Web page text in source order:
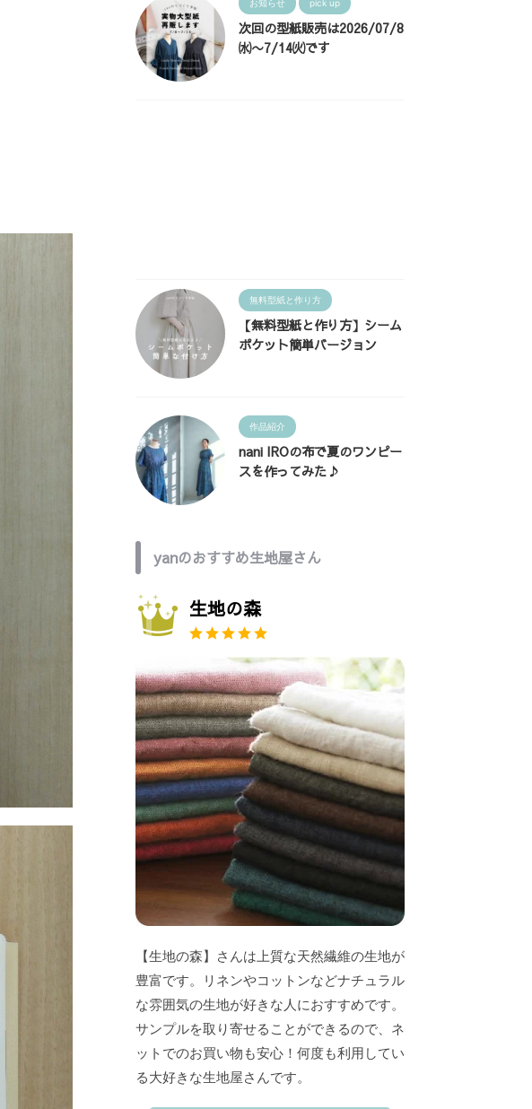
お知らせ pick up
次回の型紙販売は2026/07/8
㈬〜7/14㈫です
無料型紙と作り方
【無料型紙と作り方】シーム
ポケット簡単バージョン
作品紹介
nani IROの布で夏のワンピー
スを作ってみた♪
yanのおすすめ生地屋さん
生地の森
【生地の森】さんは上質な天然繊維の生地が
豊富です。リネンやコットンなどナチュラル
な雰囲気の生地が好きな人におすすめです。
サンプルを取り寄せることができるので、ネ
ットでのお買い物も安心！何度も利用してい
る大好きな生地屋さんです。